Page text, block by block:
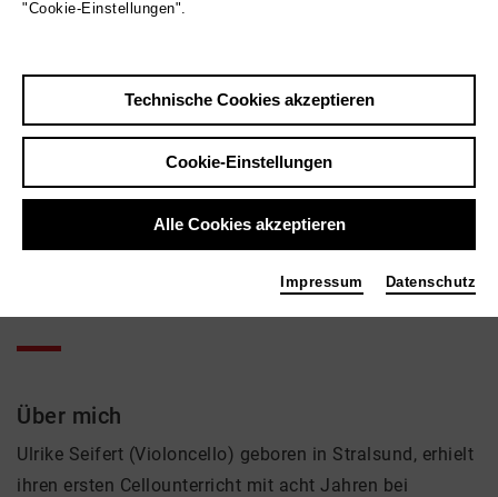
Übersicht
Ulrike Seifert
Musik
Über mich
Ulrike Seifert (Violoncello) geboren in Stralsund, erhielt
ihren ersten Cellounterricht mit acht Jahren bei
"Cookie-Einstellungen".
Technische Cookies akzeptieren
Cookie-Einstellungen
Alle Cookies akzeptieren
Impressum Datenschutz